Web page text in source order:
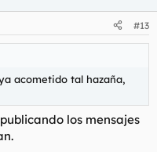
#13
acometido tal hazaña,
los mensajes